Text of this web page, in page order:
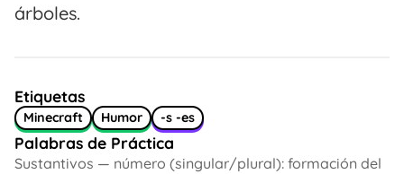
árboles.
Etiquetas
Minecraft Humor -s -es
Palabras de Práctica
Sustantivos — número (singular/plural): formación del